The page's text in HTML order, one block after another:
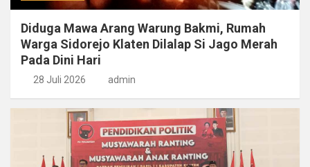
Diduga Mawa Arang Warung Bakmi, Rumah
Warga Sidorejo Klaten Dilalap Si Jago Merah
Pada Dini Hari
28 Juli 2026 admin